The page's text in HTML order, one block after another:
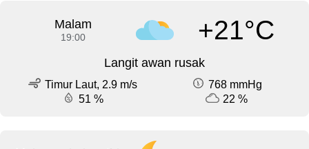
Malam
19:00 +21°C
Langit awan rusak
Timur Laut, 2.9 m/s
768 mmHg
51 %
22 %